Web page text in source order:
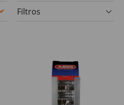
Filtros